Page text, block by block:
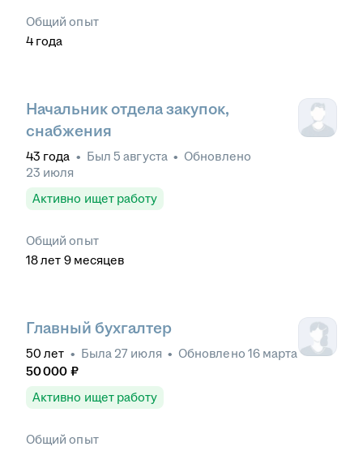
Общий опыт
4 года
Начальник отдела закупок,
снабжения
43 года • Был 5 августа • Обновлено
23 июля
Активно ищет работу
Общий опыт
18лет 9 месяцев
Главный бухгалтер
50 лет • Была 27 июля • Обновлено 16 марта
50 000 ₽
Активно ищет работу
Общий опыт